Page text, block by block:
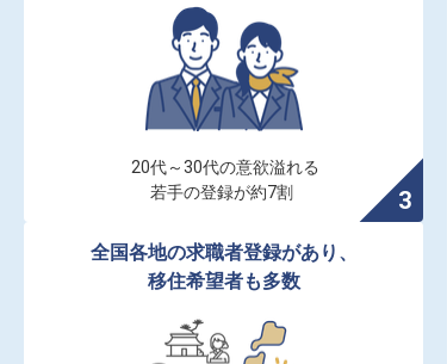
20代～30代の意欲溢れる
若手の登録が約7割
全国各地の求職者登録があり、
移住希望者も多数